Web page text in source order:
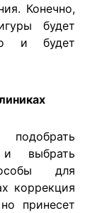
Конечно,
будет
и будет
и выбрать
для
коррекция
принесет